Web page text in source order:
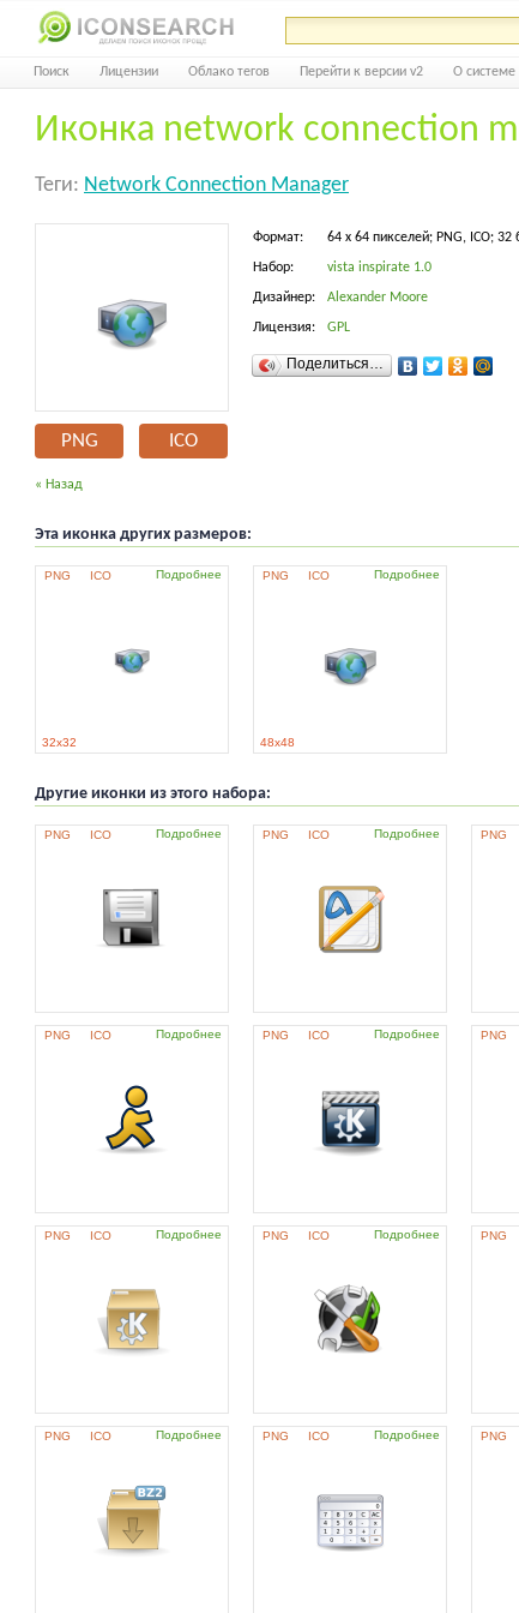
Поиск Лицензии Облако тегов Перейти к версии v2 О системе
Иконка network connection
Теги: Network Connection Manager
PNG ICO
Формат: 64 x 64 пикселей; PNG, ICO; 32
Набор: vista inspirate 1.0
Дизайнер: Alexander Moore
Лицензия: GPL
Поделиться…
« Назад
Эта иконка других размеров:
PNG ICO Подробнее
32x32
PNG ICO Подробнее
48x48
Другие иконки из этого набора:
PNG ICO Подробнее PNG ICO Подробнее PNG
PNG ICO Подробнее PNG ICO Подробнее PNG
PNG ICO Подробнее PNG ICO Подробнее PNG
PNG ICO Подробнее PNG ICO Подробнее PNG